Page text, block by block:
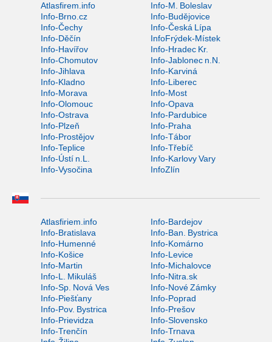
Atlasfirem.info
Info-M. Boleslav
Info-Brno.cz
Info-Budějovice
Info-Čechy
Info-Česká Lípa
Info-Děčín
InfoFrýdek-Místek
Info-Havířov
Info-Hradec Kr.
Info-Chomutov
Info-Jablonec n.N.
Info-Jihlava
Info-Karviná
Info-Kladno
Info-Liberec
Info-Morava
Info-Most
Info-Olomouc
Info-Opava
Info-Ostrava
Info-Pardubice
Info-Plzeň
Info-Praha
Info-Prostějov
Info-Tábor
Info-Teplice
Info-Třebíč
Info-Ústí n.L.
Info-Karlovy Vary
Info-Vysočina
InfoZlín
Atlasfiriem.info
Info-Bardejov
Info-Bratislava
Info-Ban. Bystrica
Info-Humenné
Info-Komárno
Info-Košice
Info-Levice
Info-Martin
Info-Michalovce
Info-L. Mikuláš
Info-Nitra.sk
Info-Sp. Nová Ves
Info-Nové Zámky
Info-Piešťany
Info-Poprad
Info-Pov. Bystrica
Info-Prešov
Info-Prievidza
Info-Slovensko
Info-Trenčín
Info-Trnava